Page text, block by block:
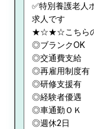
✅特別養護老
求人です
★☆★☆こちら
◎ブランクOK
◎交通費支給
◎再雇用制度有
◎研修支援有
◎経験者優遇
◎車通勤ＯＫ
◎週休2日